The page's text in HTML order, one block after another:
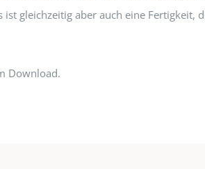
ist gleichzeitig aber auch eine Fertigkeit,
Download.